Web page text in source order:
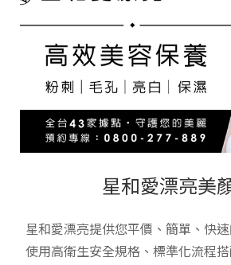
星和愛漂亮美
星和愛漂亮提供您平價、簡單、快
使用高衛生安全規格、標準化流程